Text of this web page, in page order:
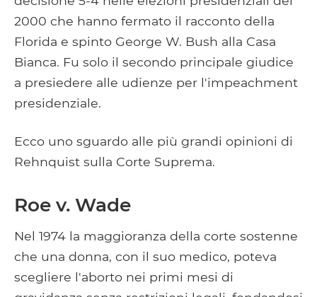
2000 che hanno fermato il racconto della
Florida e spinto George W. Bush alla Casa
Bianca. Fu solo il secondo principale giudice
a presiedere alle udienze per l'impeachment
presidenziale.
Ecco uno sguardo alle più grandi opinioni di
Rehnquist sulla Corte Suprema.
Roe v. Wade
Nel 1974 la maggioranza della corte sostenne
che una donna, con il suo medico, poteva
scegliere l'aborto nei primi mesi di